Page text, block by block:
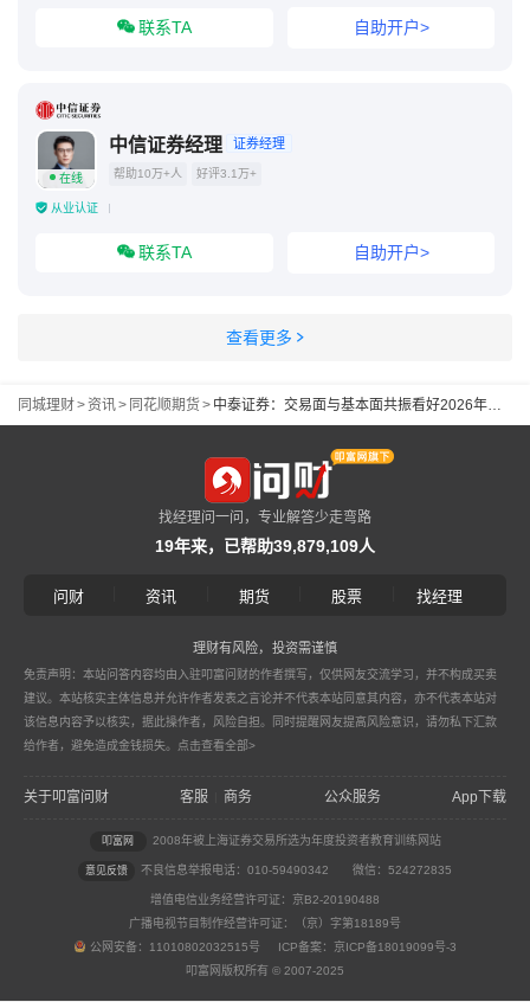
联系TA 自助开户>
在线
中信证券经理 证券经理
帮助10万+人 好评3.1万+
从业认证
联系TA 自助开户>
查看更多
同城理财>资讯> 同花顺期货>
找经理问一问，专业解答少走弯路
19年来，已帮助39,879,109人
问财 资讯 期货 股票 找经理
理财有风险，投资需谨慎
免责声明：本站问答内容均由入驻叩富问财的作者撰写，仅供网友交流学习，并不构成买卖
建议。本站核实主体信息并允许作者发表之言论并不代表本站同意其内容，亦不代表本站对
该信息内容予以核实，据此操作者，风险自担。同时提醒网友提高风险意识，请勿私下汇款
给作者，避免造成金钱损失。 点击查看全部>
关于叩富问财 客服 商务 公众服务 App下载
叩富网 2008年被上海证券交易所选为年度投资者教育训练网站
意见反馈 不良信息举报电话：010-59490342 微信：524272835
增值电信业务经营许可证：京B2-20190488
广播电视节目制作经营许可证：（京）字第18189号
公网安备：11010802032515号 ICP备案：京ICP备18019099号-3
叩富网版权所有 © 2007-2025